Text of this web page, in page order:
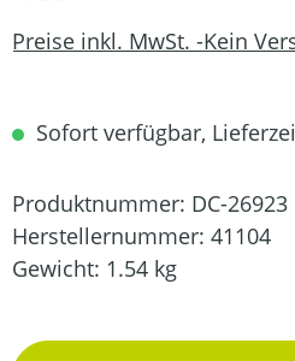
Preise inkl. MwSt. -Kein
Sofort verfügbar,
Produktnummer: DC-26923
Herstellernummer: 41104
Gewicht: 1.54 kg